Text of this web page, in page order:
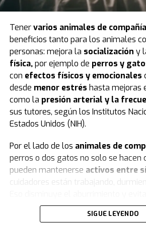
pruebas estandarizadas INVALSI en
Uno de los puntos de partida del
los alumnossegún el momento en
primera cuenta personal en redes
manera, quedaron definidosdos
quienes lo hicieron en sexto, séptimo
los llamadosusuarios tempranos—
esperaron hasta el noveno grado o
con la edad mínima legal para el
El diseño de la investigación
abrieron su primera cuenta en
con una base suficiente para el
sociales antes de tener un celular
objetivo era medir el efecto
Tenervarios animales de compañía
beneficios tanto para los animales
personas: mejora la socialización y
física,por ejemplo de perros y
con efectos físicos y emocionales
desde menor estrés hasta mejoras
como la presión arterial y la
sus tutores, según los Institutos
Estados Unidos (NIH).
Por el lado de los animales de
perros o dos gatos no solo se hacen
pueden mantenerse activos entre
cuidadores están trabajando,
SIGUE LEYENDO